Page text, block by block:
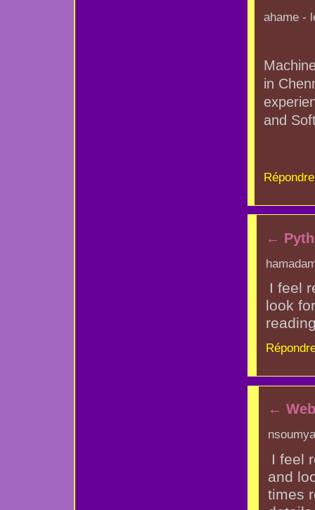
ahame -
in
and
←
I feel
look
←
I feel
and
times